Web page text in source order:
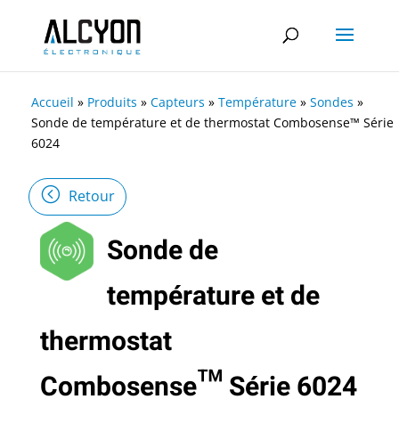
Accueil » Produits » Capteurs » Température » Sondes »
Sonde de température et de thermostat Combosense™ Série
6024
Retour
Sonde de
température et de
thermostat
Combosense™ Série 6024